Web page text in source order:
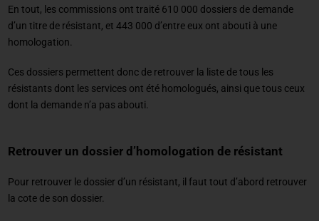
En tout, les commissions ont traité 610 000 dossiers de demande
d’un titre de résistant, et 443 000 d’entre eux ont abouti à une
homologation.
Ces dossiers permettent donc de retrouver la liste de tous les
résistants dont les services ont été homologués, ainsi que tous ceux
dont la demande n’a pas abouti.
Retrouver un dossier d’homologation de résistant
Pour retrouver le dossier d’un résistant, il faut tout d’abord retrouver
la cote de son dossier.